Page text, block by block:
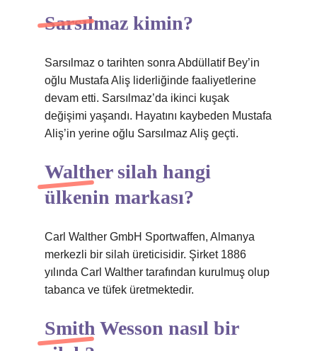
Sarsılmaz kimin?
Sarsılmaz o tarihten sonra Abdüllatif Bey’in
oğlu Mustafa Aliş liderliğinde faaliyetlerine
devam etti. Sarsılmaz’da ikinci kuşak
değişimi yaşandı. Hayatını kaybeden Mustafa
Aliş’in yerine oğlu Sarsılmaz Aliş geçti.
Walther silah hangi
ülkenin markası?
Carl Walther GmbH Sportwaffen, Almanya
merkezli bir silah üreticisidir. Şirket 1886
yılında Carl Walther tarafından kurulmuş olup
tabanca ve tüfek üretmektedir.
Smith Wesson nasıl bir